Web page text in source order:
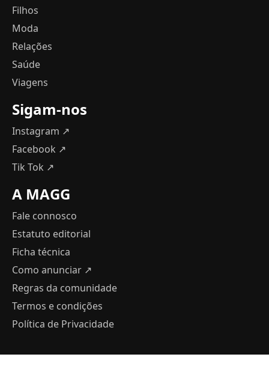
Filhos
Moda
Relações
Saúde
Viagens
Sigam-nos
Instagram ↗
Facebook ↗
Tik Tok ↗
A MAGG
Fale connosco
Estatuto editorial
Ficha técnica
Como anunciar ↗
Regras da comunidade
Termos e condições
Política de Privacidade